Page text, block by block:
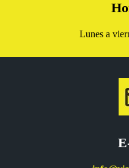
Lunes a